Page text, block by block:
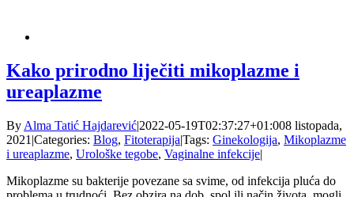
Kako prirodno liječiti mikoplazme i
ureaplazme
By Alma Tatić Hajdarević|2022-05-19T02:37:27+01:008 listopada,
2021 |Categories: Blog, Fitoterapija|Tags: Ginekologija, Mikoplazme
i ureaplazme, Urološke tegobe, Vaginalne infekcije|
Mikoplazme su bakterije povezane sa svime, od infekcija pluća do